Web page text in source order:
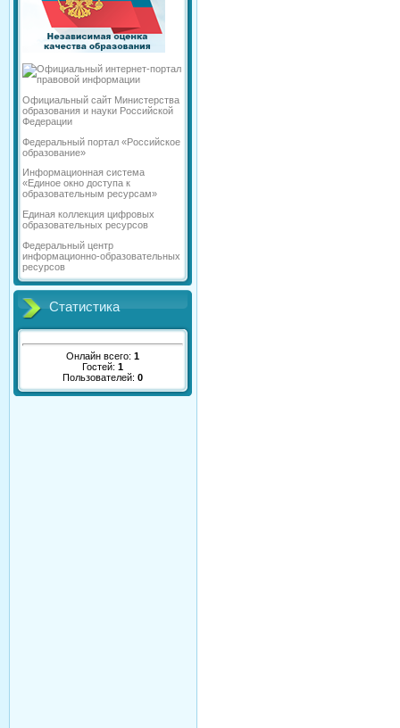
Официальный сайт Министерства
образования и науки Российской
Федерации
Федеральный портал «Российское
образование»
Информационная система
«Единое окно доступа к
образовательным ресурсам»
Единая коллекция цифровых
образовательных ресурсов
Федеральный центр
информационно-образовательных
ресурсов
Статистика
Онлайн всего: 1
Гостей: 1
Пользователей: 0